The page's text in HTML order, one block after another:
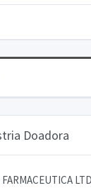
Doadora